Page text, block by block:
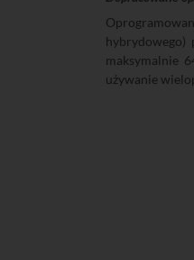
hybrydowego)
maksymalnie
używanie